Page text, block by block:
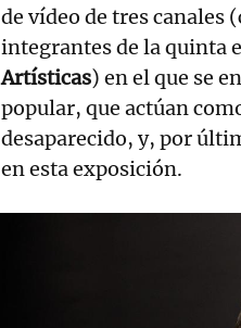
de vídeo de tres canales
integrantes de la quinta
Artísticas) en el que se
popular, que actúan
desaparecido, y, por
en esta exposición.